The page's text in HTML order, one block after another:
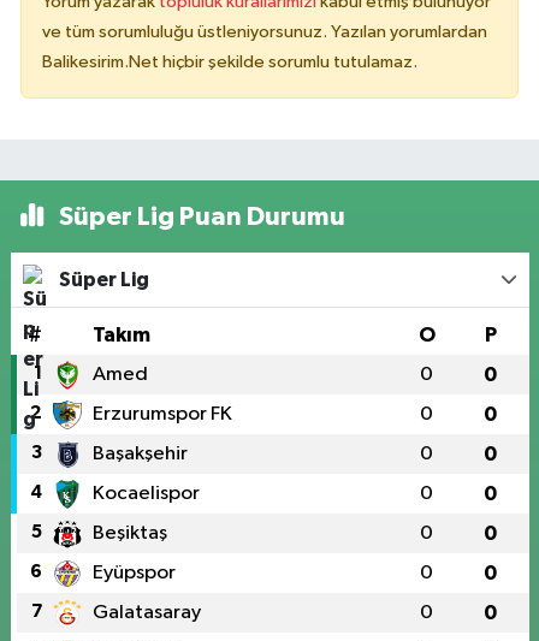
ve tüm sorumluluğu üstleniyorsunuz. Yazılan yorumlardan
Balikesirim.Net hiçbir şekilde sorumlu tutulamaz.
Süper Lig Puan Durumu
Süper Lig
# Takım O P
1 Amed 0 0
2 Erzurumspor FK 0 0
3 Başakşehir 0 0
4 Kocaelispor 0 0
5 Beşiktaş 0 0
6 Eyüpspor 0 0
7 Galatasaray 0 0